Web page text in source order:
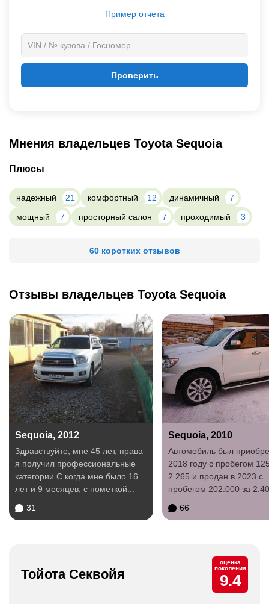
Проверить
Пример отчета
Мнения владельцев Toyota Sequoia
Плюсы
надежный 21 комфортный 12 динамичный
7
мощный
7 просторный салон 7 проходимый 3
60 коротких отзывов
Отзывы владельцев Toyota Sequoia
Sequoia, 2012
Здравствуйте, мне 45 лет, права
я получил профессиональные
категории С когда мне было 16
лет и 9 месяцев, с пометкой...
31
Sequoia, 2010
Автомобиль был
2018 году с пробегом
2.265 и продан в 2023 с
пробегом 202.000 за
66
Тойота Секвойя
оценка
поколения
9.4